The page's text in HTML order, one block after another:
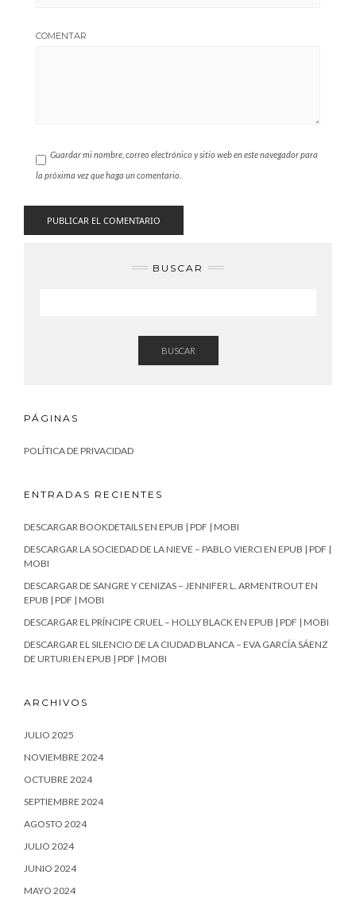
COMENTAR
Guardar mi nombre, correo electrónico y sitio web en este navegador para
la próxima vez que haga un comentario.
BUSCAR
BUSCAR
PÁGINAS
POLÍTICA DE PRIVACIDAD
ENTRADAS RECIENTES
DESCARGAR BOOKDETAILS EN EPUB | PDF | MOBI
DESCARGAR LA SOCIEDAD DE LA NIEVE – PABLO VIERCI EN EPUB | PDF |
MOBI
DESCARGAR DE SANGRE Y CENIZAS – JENNIFER L. ARMENTROUT EN
EPUB | PDF | MOBI
DESCARGAR EL PRÍNCIPE CRUEL – HOLLY BLACK EN EPUB | PDF | MOBI
DESCARGAR EL SILENCIO DE LA CIUDAD BLANCA – EVA GARCÍA SÁENZ
DE URTURI EN EPUB | PDF | MOBI
ARCHIVOS
JULIO 2025
NOVIEMBRE 2024
OCTUBRE 2024
SEPTIEMBRE 2024
AGOSTO 2024
JULIO 2024
JUNIO 2024
MAYO 2024